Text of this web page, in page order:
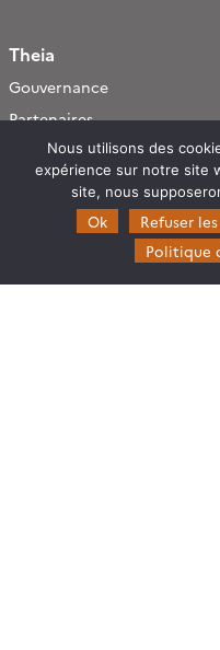
Theia
Gouvernance
Partenaires
Mentions légales
Domaines d’expertise
CES Cryosphère
Nous utilisons des
expérience sur notre site
site, nous
Ok
Refuser
Politique